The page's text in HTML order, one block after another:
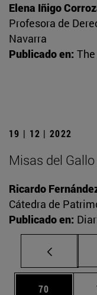
Elena Iñigo
Profesora de
Navarra
Publicado en:
19 | 12 | 2022
Misas del
Ricardo
Cátedra de
Publicado en:
Página
70